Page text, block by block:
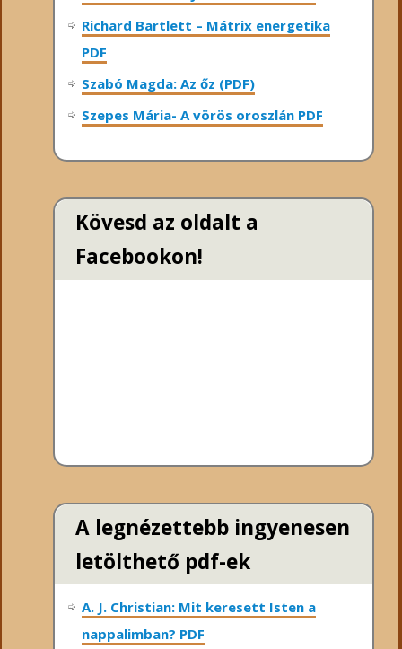
Richard Bartlett – Mátrix energetika
PDF
Szabó Magda: Az őz (PDF)
Szepes Mária- A vörös oroszlán PDF
Kövesd az oldalt a
Facebookon!
A legnézettebb ingyenesen
letölthető pdf-ek
A. J. Christian: Mit keresett Isten a
nappalimban? PDF